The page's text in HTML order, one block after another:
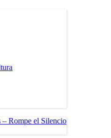
– Rompe el Silencio